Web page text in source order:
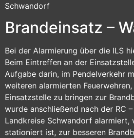
Schwandorf
Brandeinsatz –
Bei der Alarmierung über die ILS
Beim Eintreffen an der
Aufgabe darin, im Pendelverkehr
weiteren alarmierten
Einsatzstelle zu bringen zur
wurde anschließend nach der RC
Landkreise Schwandorf alarmiert,
stationiert ist, zur besseren